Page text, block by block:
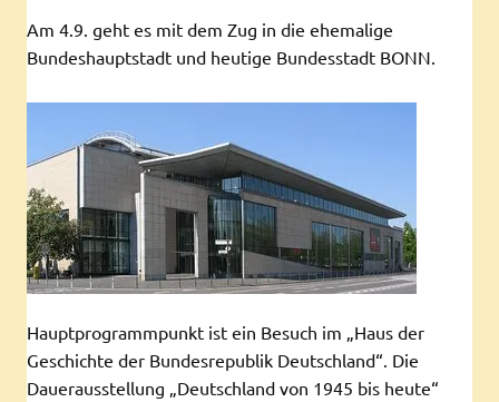
Am 4.9. geht es mit dem Zug in die ehemalige
Bundeshauptstadt und heutige Bundesstadt BONN.
Hauptprogrammpunkt ist ein Besuch im „Haus der
Geschichte der Bundesrepublik Deutschland“. Die
Dauerausstellung „Deutschland von 1945 bis heute“